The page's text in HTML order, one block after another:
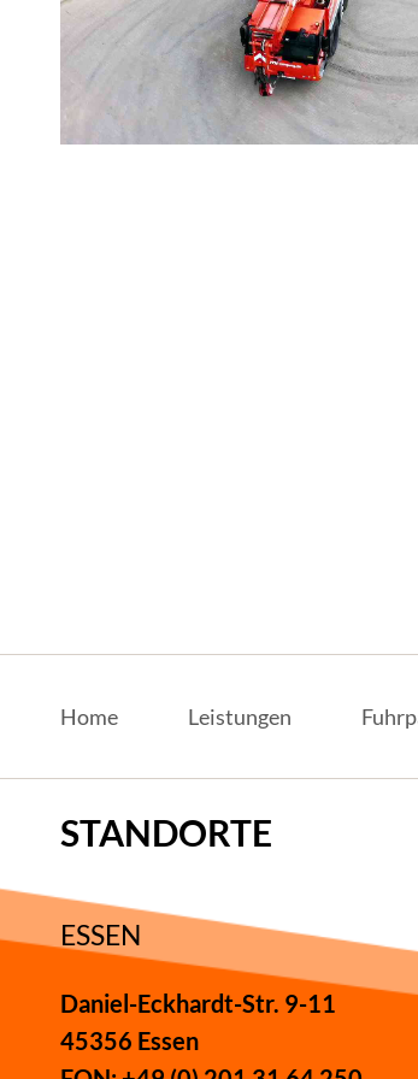
Mobilkran Liebherr
Mobilkran
Home Leistungen
STANDORTE
ESSEN
Daniel-Eckhardt-Str. 9-11
45356 Essen